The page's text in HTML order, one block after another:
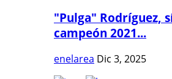
"Pulga" Rodríguez,
campeón 2021...
enelarea Dic 3, 2025